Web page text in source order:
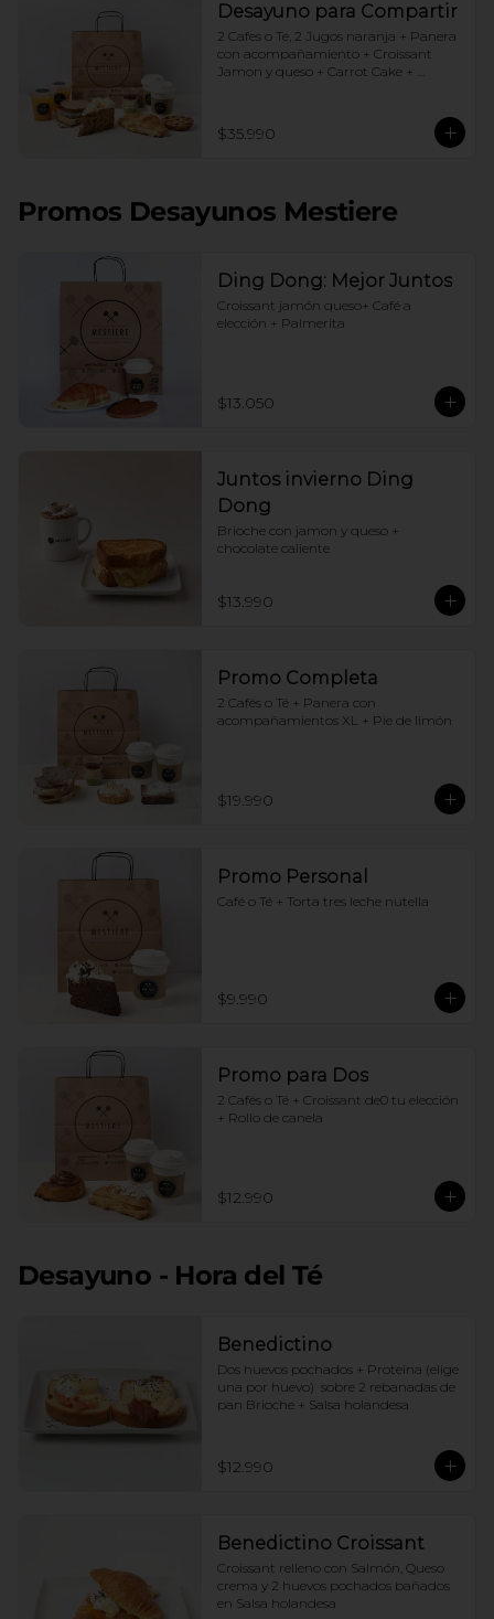
Desayuno para Compartir
2 Cafes o Te, 2 Jugos naranja + Panera
con acompañamiento + Croissant
Jamon y queso + Carrot Cake +
$35.990
Promos Desayunos Mestiere
Ding Dong: Mejor Juntos
Croissant jamón queso+ Café a
elección + Palmerita
$13.050
Juntos invierno Ding
Dong
Brioche con jamon y queso +
chocolate caliente
$13.990
Promo Completa
2 Cafés o Té + Panera con
acompañamientos XL + Pie de limón
$19.990
Promo Personal
Café o Té + Torta tres leche nutella
$9.990
Promo para Dos
2 Cafés o Té + Croissant de0 tu elección
+ Rollo de canela
$12.990
Desayuno - Hora del Té
Benedictino
Dos huevos pochados + Proteina (elige
una por huevo)  sobre 2 rebanadas de
pan Brioche + Salsa holandesa
$12.990
Benedictino Croissant
Croissant relleno con Salmón, Queso
crema y 2 huevos pochados bañados
en Salsa holandesa